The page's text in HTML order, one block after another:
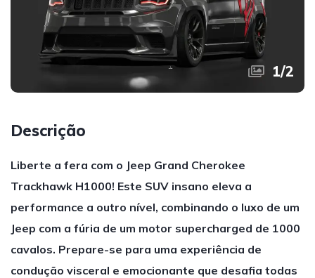
1/2
Descrição
Liberte a fera com o Jeep Grand Cherokee
Trackhawk H1000! Este SUV insano eleva a
performance a outro nível, combinando o luxo de um
Jeep com a fúria de um motor supercharged de 1000
cavalos. Prepare-se para uma experiência de
condução visceral e emocionante que desafia todas